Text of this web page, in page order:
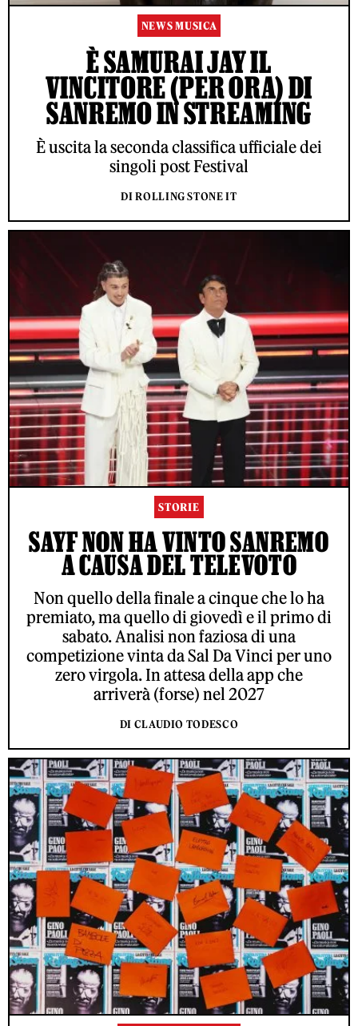
NEWS MUSICA
È SAMURAI JAY IL
VINCITORE (PER ORA) DI
SANREMO IN STREAMING
È uscita la seconda classifica ufficiale dei
singoli post Festival
DI ROLLING STONE IT
STORIE
SAYF NON HA VINTO SANREMO
A CAUSA DEL TELEVOTO
Non quello della finale a cinque che lo ha
premiato, ma quello di giovedì e il primo di
sabato. Analisi non faziosa di una
competizione vinta da Sal Da Vinci per uno
zero virgola. In attesa della app che
arriverà (forse) nel 2027
DI CLAUDIO TODESCO